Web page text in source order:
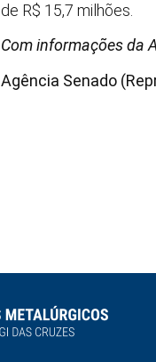
de R$ 15,7 milhões.
Com informações da
Agência Senado